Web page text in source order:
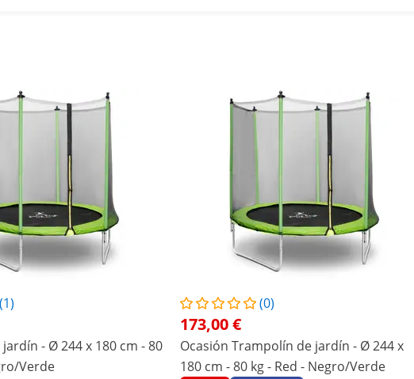
(1)
- Ø 244 x 180 cm - 80
Verde
(0)
173,00 €
Ocasión Trampolín de jardín - Ø 244 x
180 cm - 80 kg - Red - Negro/Verde